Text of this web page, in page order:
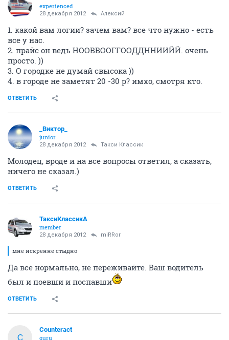
experienced
28 декабря 2012 Алексий
1. какой вам логии? зачем вам? все что нужно - есть
все у нас.
2. прайс он ведь НООВВООГГООДДННИИЙЙ. очень
просто. ))
3. О городке не думай свысока ))
4. в городе не заметят 20 -30 р? имхо, смотря кто.
ОТВЕТИТЬ
_Виктор_
juniоr
28 декабря 2012 Такси Классик
Молодец, вроде и на все вопросы ответил, а сказать,
ничего не сказал.)
ОТВЕТИТЬ
ТаксиКлассикА
member
28 декабря 2012 miRRor
мне искренне стыдно
Да все нормально, не переживайте. Ваш водитель
был и поевши и поспавши
ОТВЕТИТЬ
C
Counteract
guru